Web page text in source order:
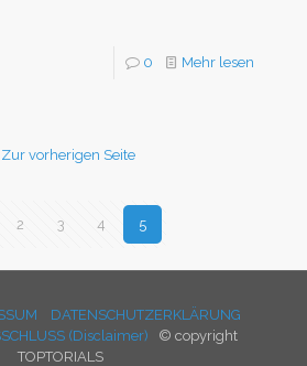
0 Mehr lesen
Zur vorherigen Seite
2 3 4 5
DATENSCHUTZERKLÄRUNG
(Disclaimer) © copyright
TOPTORIALS